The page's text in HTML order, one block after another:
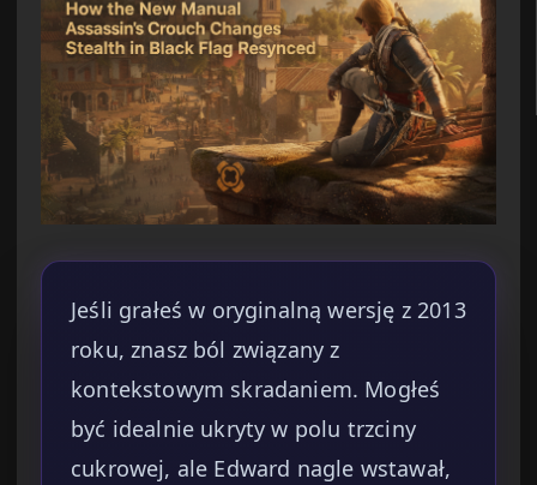
Jeśli grałeś w oryginalną wersję z 2013
roku, znasz ból związany z
kontekstowym skradaniem. Mogłeś
być idealnie ukryty w polu trzciny
cukrowej, ale Edward nagle wstawał,